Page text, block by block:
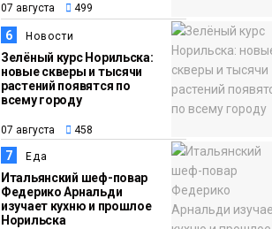
07 августа 499
6 Новости
Зелёный курс Норильска:
новые скверы и тысячи
растений появятся по
всему городу
07 августа 458
7 Еда
Итальянский шеф-повар
Федерико Арнальди
изучает кухню и прошлое
Норильска